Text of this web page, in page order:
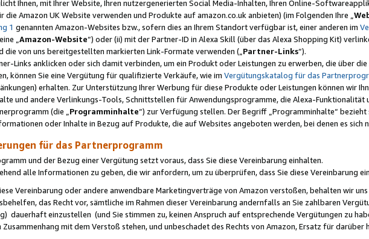
Ihnen, mit Ihrer Website, Ihren nutzergenerierten Social Media-Inhalten, Ihren Online-
Amazon UK Website verwenden und Produkte auf amazon.co.uk anbieten) (im Folgenden Ihre „
1 genannten Amazon-Websites bzw., sofern dies an Ihrem Standort verfügbar ist, einer anderen im
„ Amazon-Website“) oder (ii) mit der Partner-ID in Alexa Skill (über das Alexa Shopping Kit)
die von uns bereitgestellten markierten Link-Formate verwenden („ Partner-Links“).
Links anklicken oder sich damit verbinden, um ein Produkt oder Leistungen zu erwerben, die über
können Sie eine Vergütung für qualifizierte Verkäufe, wie im Vergütungskatalog für das
erhalten. Zur Unterstützung Ihrer Werbung für diese Produkte oder Leistungen können wir
und andere Verlinkungs-Tools, Schnittstellen für Anwendungsprogramme, die Alexa-Funktionalität
(die „ Programminhalte“) zur Verfügung stellen. Der Begriff „Programminhalte“
oder Inhalte in Bezug auf Produkte, die auf Websites angeboten werden, bei denen es sich
für das Partnerprogramm
und der Bezug einer Vergütung setzt voraus, dass Sie diese Vereinbarung einhalten.
alle Informationen zu geben, die wir anfordern, um zu überprüfen, dass Sie diese Vereinbarung
Vereinbarung oder andere anwendbare Marketingverträge von Amazon verstoßen, behalten wir
das Recht vor, sämtliche im Rahmen dieser Vereinbarung andernfalls an Sie zahlbaren
dauerhaft einzustellen (und Sie stimmen zu, keinen Anspruch auf entsprechende Vergütungen zu
mit dem Verstoß stehen, und unbeschadet des Rechts von Amazon, Ersatz für darüber